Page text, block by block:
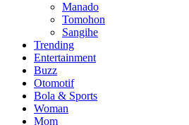
Manado
Tomohon
Sangihe
Trending
Entertainment
Buzz
Otomotif
Bola & Sports
Woman
Mom